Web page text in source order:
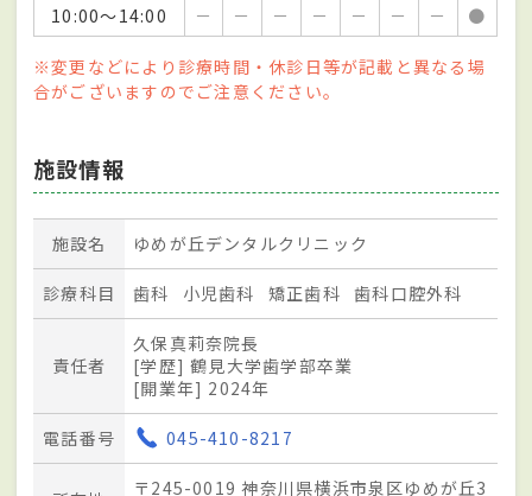
10:00～14:00
－ － － － － － － ●
※変更などにより診療時間・休診日等が記載と異なる場
合がございますのでご注意ください。
施設情報
施設名 ゆめが丘デンタルクリニック
診療科目 歯科 小児歯科 矯正歯科 歯科口腔外科
責任者
久保真莉奈院長
[学歴] 鶴見大学歯学部卒業
[開業年] 2024年
電話番号 045-410-8217
〒245-0019 神奈川県横浜市泉区ゆめが丘3